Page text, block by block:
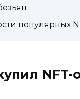
популярных
NFT-